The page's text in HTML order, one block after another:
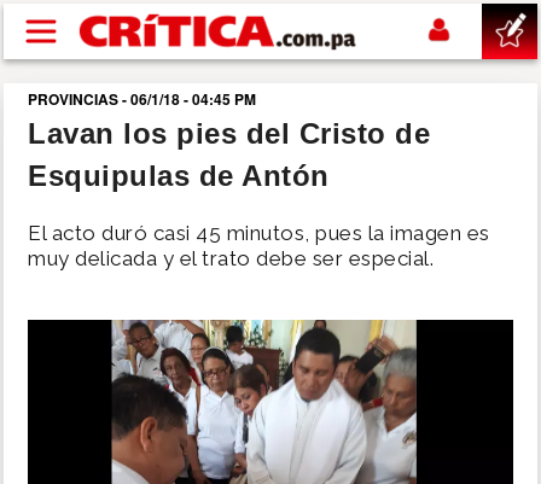
Pasar al contenido principal
buscar
SUCESOS
NACIONAL
PROVINCIAS - 06/1/18 - 04:45 PM
Lavan los pies del Cristo de
Esquipulas de Antón
El acto duró casi 45 minutos, pues la imagen es
muy delicada y el trato debe ser especial.